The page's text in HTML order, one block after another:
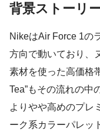
背景ストーリ
NikeはAir Force 1の
方向で動いており、
素材を使った高価格
Tea”もその流れの中
よりやや高めのプレ
ーク系カラーパレッ